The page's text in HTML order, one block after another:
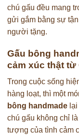
chú gấu đều mang
gửi gắm bằng sự
người tặng.
Gấu bông
cảm xúc thật từ
Trong cuộc sống
hàng loạt, thì một
bông handmade
chú gấu không chỉ
tượng của tình cảm